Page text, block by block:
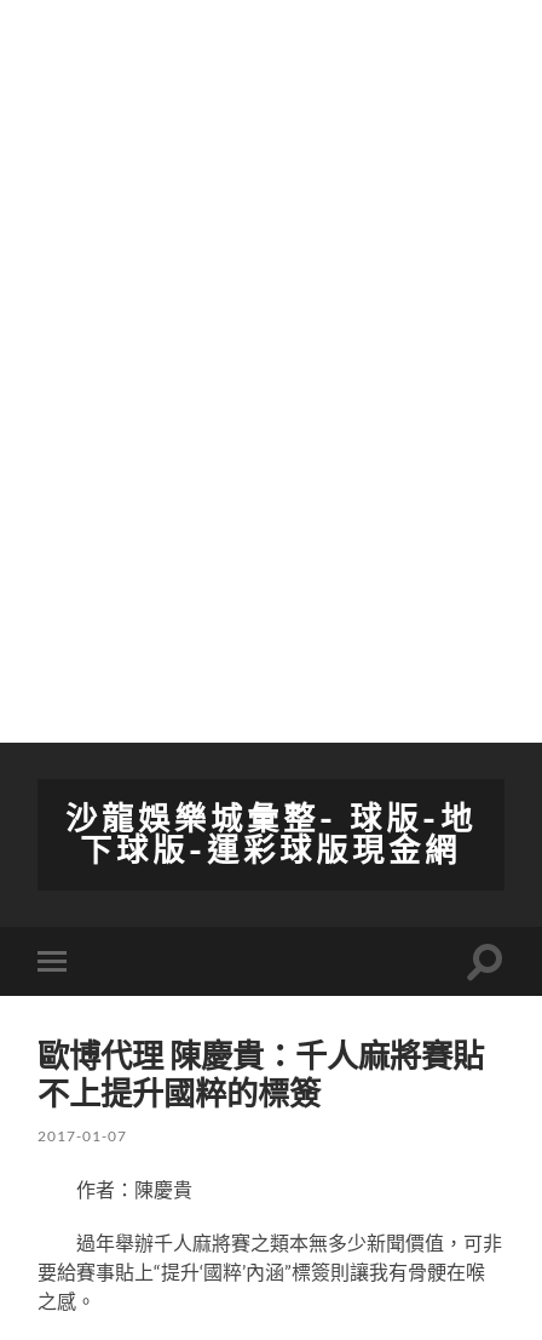
沙龍娛樂城彙整- 球版-地
下球版-運彩球版現金網
Toggle
mobile
Toggle
歐博代理 陳慶貴：千人麻將賽貼
不上提升國粹的標簽
2017-01-07
作者：陳慶貴
過年舉辦千人麻將賽之類本無多少新聞價值，可非
要給賽事貼上“提升‘國粹’內涵”標簽則讓我有骨骾在喉
之感。